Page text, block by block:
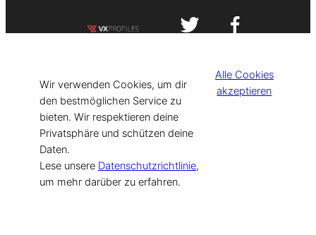
[current_year] VISIT-X. Made with
for Models & Influencers!
Wir verwenden Cookies, um dir
den bestmöglichen Service zu
bieten. Wir respektieren deine
Privatsphäre und schützen deine
Daten.
Lese unsere Datenschutzrichtlinie,
um mehr darüber zu erfahren.
Alle Cookies
akzeptieren